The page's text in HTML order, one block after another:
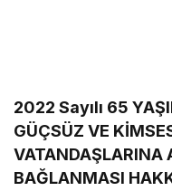
2022 Sayılı 65
GÜÇSÜZ VE
VATANDAŞLARINA
BAĞLANMASI